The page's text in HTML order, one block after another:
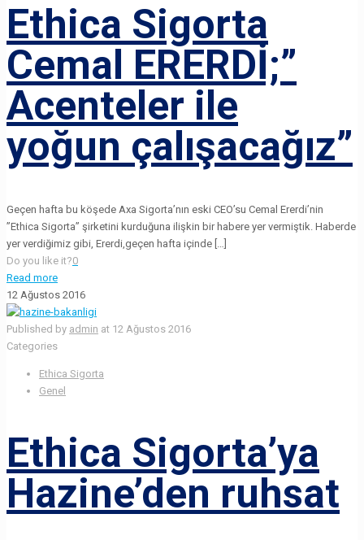
Ethica Sigorta
Cemal ERERDİ;”
Acenteler ile
yoğun çalışacağız”
Geçen hafta bu köşede Axa Sigorta’nın eski CEO’su Cemal Ererdi’nin
”Ethica Sigorta” şirketini kurduğuna ilişkin bir habere yer vermiştik. Haberde
yer verdiğimiz gibi, Ererdi,geçen hafta içinde […]
Do you like it?0
Read more
12 Ağustos 2016
Published by admin at 12 Ağustos 2016
Categories
Ethica Sigorta
Genel
Ethica Sigorta’ya
Hazine’den ruhsat